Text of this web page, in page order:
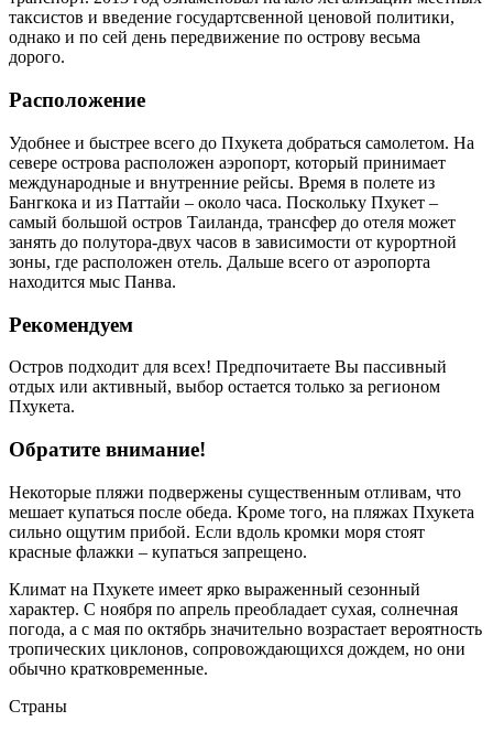
таксистов и введение государтсвенной ценовой политики,
однако и по сей день передвижение по острову весьма
дорого.
Расположение
Удобнее и быстрее всего до Пхукета добраться самолетом. На
севере острова расположен аэропорт, который принимает
международные и внутренние рейсы. Время в полете из
Бангкока и из Паттайи – около часа. Поскольку Пхукет –
самый большой остров Таиланда, трансфер до отеля может
занять до полутора-двух часов в зависимости от курортной
зоны, где расположен отель. Дальше всего от аэропорта
находится мыс Панва.
Рекомендуем
Остров подходит для всех! Предпочитаете Вы пассивный
отдых или активный, выбор остается только за регионом
Пхукета.
Обратите внимание!
Некоторые пляжи подвержены существенным отливам, что
мешает купаться после обеда. Кроме того, на пляжах Пхукета
сильно ощутим прибой. Если вдоль кромки моря стоят
красные флажки – купаться запрещено.
Климат на Пхукете имеет ярко выраженный сезонный
характер. С ноября по апрель преобладает сухая, солнечная
погода, а с мая по октябрь значительно возрастает вероятность
тропических циклонов, сопровождающихся дождем, но они
обычно кратковременные.
Страны